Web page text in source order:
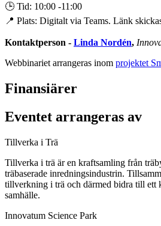
🕒 Tid: 10:00 -11:00
📍 Plats: Digitalt via Teams. Länk
Kontaktperson - Linda Nordén,
Webbinariet arrangeras inom projektet
Finansiärer
Eventet arrangeras av
Tillverka i Trä
Tillverka i trä är en kraftsamling från
träbaserade inredningsindustrin.
tillverkning i trä och därmed bidra till ett
samhälle.
Innovatum Science Park